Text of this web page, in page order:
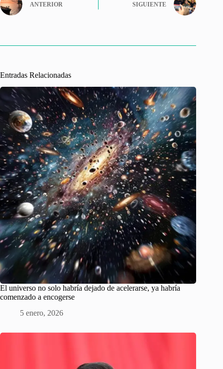
ANTERIOR SIGUIENTE
Entradas Relacionadas
El universo no solo habría dejado de acelerarse, ya habría
comenzado a encogerse
5 enero, 2026